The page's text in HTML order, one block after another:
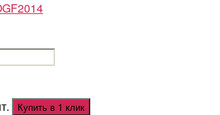
Купить в 1 клик